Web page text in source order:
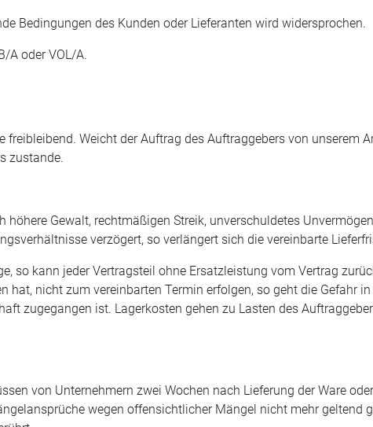
Bedingungen des Kunden oder Lieferanten wird widersprochen.
A oder VOL/A.
Weicht der Auftrag des Auftraggebers von unserem
zustande.
Gewalt, rechtmäßigen Streik, unverschuldetes
verzögert, so verlängert sich die vereinbarte
so kann jeder Vertragsteil ohne Ersatzleistung vom Vertrag
hat, nicht zum vereinbarten Termin erfolgen, so geht die Gefahr
zugegangen ist. Lagerkosten gehen zu Lasten des
von Unternehmern zwei Wochen nach Lieferung der Ware
wegen offensichtlicher Mängel nicht mehr geltend